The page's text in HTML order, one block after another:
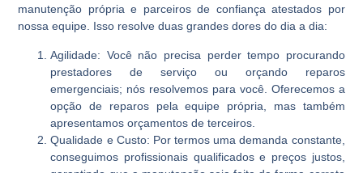
manutenção própria e parceiros de confiança atestados por
nossa equipe. Isso resolve duas grandes dores do dia a dia:
Agilidade: Você não precisa perder tempo procurando
prestadores de serviço ou orçando reparos
emergenciais; nós resolvemos para você. Oferecemos a
opção de reparos pela equipe própria, mas também
apresentamos orçamentos de terceiros.
Qualidade e Custo: Por termos uma demanda constante,
conseguimos profissionais qualificados e preços justos,